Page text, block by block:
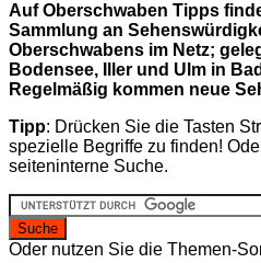
Auf Oberschwaben Tipps
Sammlung an
Oberschwabens im Netz;
Bodensee, Iller und Ulm in
Regelmäßig kommen neue
Tipp: Drücken Sie die Tasten
spezielle Begriffe zu finden!
seiteninterne Suche.
Oder nutzen Sie die Themen-